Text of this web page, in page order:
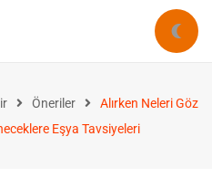
Öneriler
Alırken Neleri Göz
Eşya Tavsiyeleri